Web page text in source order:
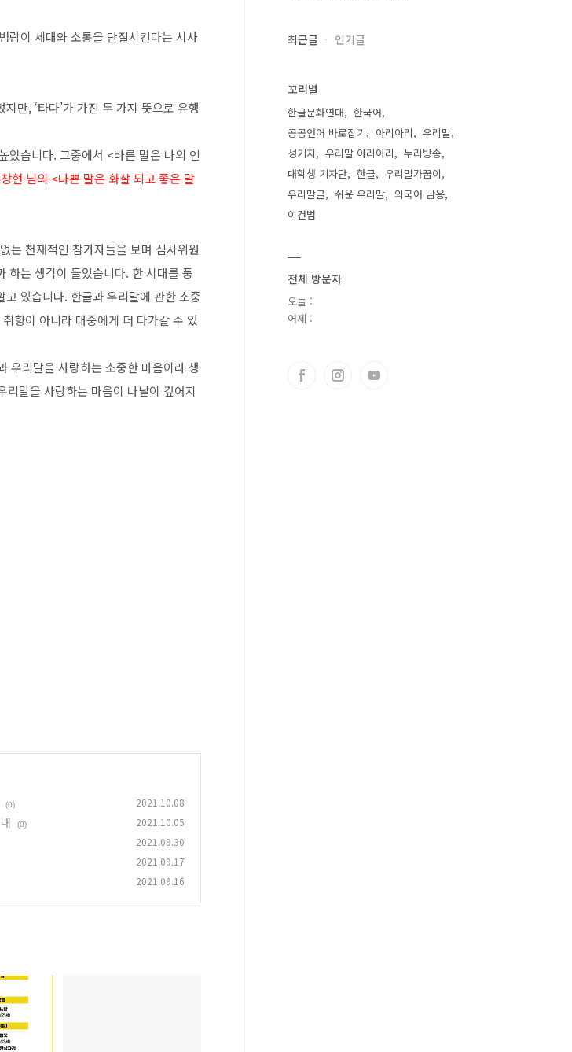
람이 세대와 소통을 단절시킨다는 시사
지만, ‘타다’가 가진 두 가지 뜻으로 유행
았습니다. 그중에서 <바른 말은 나의 인
현 님의 <나쁜 말은 화살 되고 좋은 말
는 천재적인 참가자들을 보며 심사위원
하는 생각이 들었습니다. 한 시대를 풍
고 있습니다. 한글과 우리말에 관한 소중
향이 아니라 대중에게 더 다가갈 수 있
우리말을 사랑하는 소중한 마음이라 생
리말을 사랑하는 마음이 나날이 깊어지
(0) 2021.10.08
(0) 2021.10.05
2021.09.30
2021.09.17
2021.09.16
최근글 인기글
꼬리별
한글문화연대
한국어
공공언어 바로잡기
아리아리
우리말
성기지
우리말 아리아리
누리방송
대학생 기자단
한글
우리말가꿈이
우리말글
쉬운 우리말
외국어 남용
이건범
전체 방문자
오늘 :
어제 :